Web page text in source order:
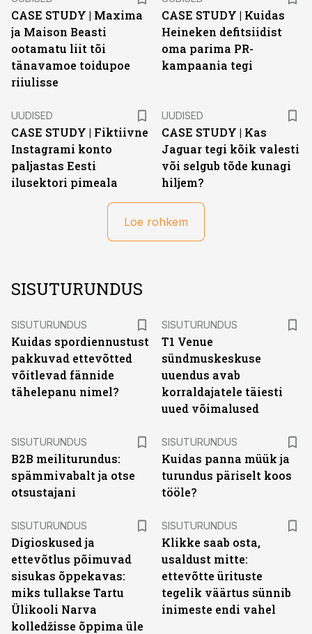
CASE STUDY | Maxima
ja Maison Beasti
ootamatu liit tõi
tänavamoe toidupoe
riiulisse
CASE STUDY | Kuidas
Heineken defitsiidist
oma parima PR-
kampaania tegi
UUDISED
CASE STUDY | Fiktiivne
Instagrami konto
paljastas Eesti
ilusektori pimeala
UUDISED
CASE STUDY | Kas
Jaguar tegi kõik valesti
või selgub tõde kunagi
hiljem?
Loe rohkem
SISUTURUNDUS
SISUTURUNDUS
Kuidas spordiennustust
pakkuvad ettevõtted
võitlevad fännide
tähelepanu nimel?
SISUTURUNDUS
T1 Venue
sündmuskeskuse
uuendus avab
korraldajatele täiesti
uued võimalused
SISUTURUNDUS
B2B meiliturundus:
spämmivabalt ja otse
otsustajani
SISUTURUNDUS
Kuidas panna müük ja
turundus päriselt koos
tööle?
SISUTURUNDUS
Digioskused ja
ettevõtlus põimuvad
sisukas õppekavas:
miks tullakse Tartu
Ülikooli Narva
kolledžisse õppima üle
SISUTURUNDUS
Klikke saab osta,
usaldust mitte:
ettevõtte ürituste
tegelik väärtus sünnib
inimeste endi vahel